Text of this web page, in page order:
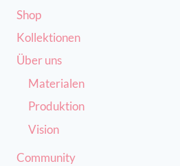
Shop
Kollektionen
Über uns
Materialen
Produktion
Vision
Community